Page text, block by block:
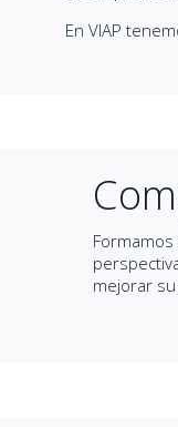
En VIAP
mejorar su